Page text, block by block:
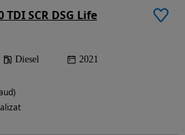
SCR DSG Life
Diesel 2021